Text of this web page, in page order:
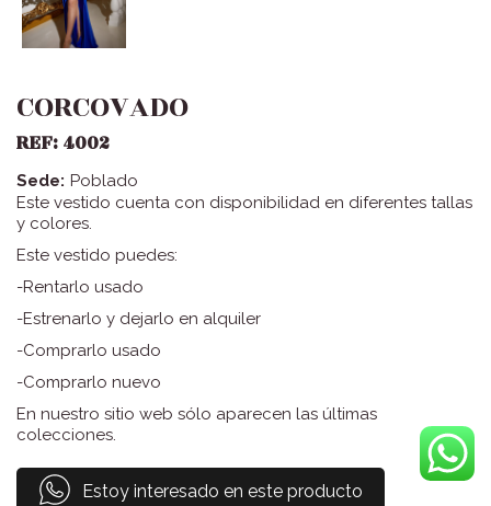
CORCOVADO
REF:4002
Sede: Poblado
Este vestido cuenta con disponibilidad en diferentes tallas
y colores.
Este vestido puedes:
-Rentarlo usado
-Estrenarlo y dejarlo en alquiler
-Comprarlo usado
-Comprarlo nuevo
En nuestro sitio web sólo aparecen las últimas
colecciones.
Estoy interesado en este producto